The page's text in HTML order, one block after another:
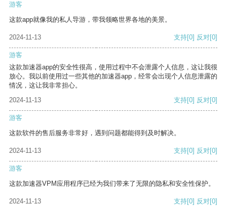
游客
这款app就像我的私人导游，带我领略世界各地的美景。
2024-11-13 支持[0] 反对[0]
游客
这款加速器app的安全性很高，使用过程中不会泄露个人信息，这让我很
放心。我以前使用过一些其他的加速器app，经常会出现个人信息泄露的
情况，这让我非常担心。
2024-11-13
支持[0] 反对[0]
游客
这款软件的售后服务非常好，遇到问题都能得到及时解决。
2024-11-13 支持[0] 反对[0]
游客
这款加速器VPM应用程序已经为我们带来了无限的隐私和安全性保护。
2024-11-13 支持[0] 反对[0]